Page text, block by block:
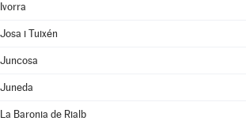
Ivorra
Josa i Tuixén
Juncosa
Juneda
La Baronia de Rialb